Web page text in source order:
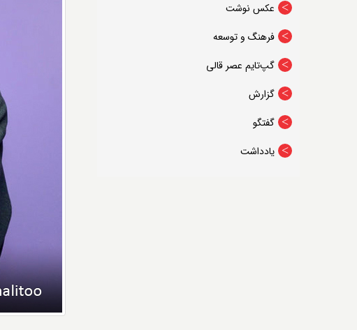
عکس نوشت
فرهنگ و توسعه
گپ‌تایم عصر قالی
گزارش
گفتگو
یادداشت